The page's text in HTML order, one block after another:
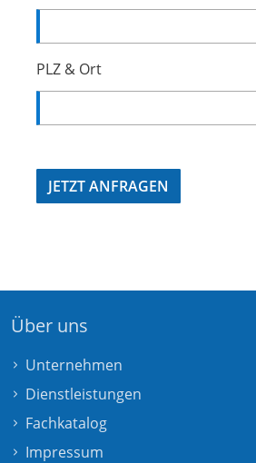
PLZ & Ort
Über uns
Unternehmen
Dienstleistungen
Fachkatalog
Impressum